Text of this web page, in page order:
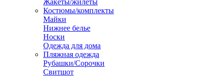
Жакеты/жилеты
Костюмы/комплекты
Майки
Нижнее белье
Носки
Одежда для дома
Пляжная одежда
Рубашки/Сорочки
Свитшот